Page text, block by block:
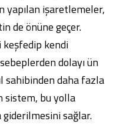
yapılan işaretlemeler,
de önüne geçer.
keşfedip kendi
dolayı ün
sahibinden daha fazla
sistem, bu yolla
giderilmesini sağlar.